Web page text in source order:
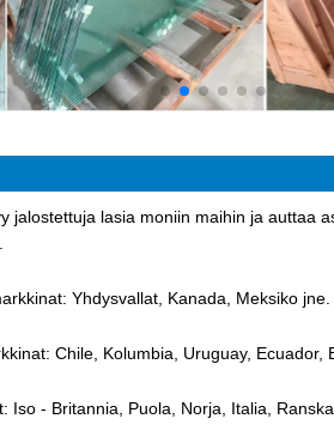
jalostettuja lasia moniin maihin ja auttaa
Yhdysvallat, Kanada, Meksiko jne.
Chile, Kolumbia, Uruguay, Ecuador,
Iso - Britannia, Puola, Norja, Italia,